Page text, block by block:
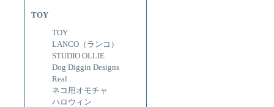
TOY
TOY
LANCO（ランコ）
STUDIO OLLIE
Dog Diggin Designs
Real
ネコ用オモチャ
ハロウィン